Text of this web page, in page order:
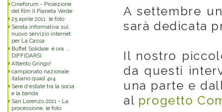
Cineforum - Proiezione
del film Il Pianeta Verde
25 aprile 2011: le foto
Serata informativa sul
nuovo servizio internet
per La Cassa
Buffet Solidale: è ora ...
DIFFIDARSI
Attento Gringo!
campionato nazionale
italiano quad 4x4
Sere d'estate tra la socia
e la banda
San Lorenzo 2011 - La
processione, le foto
A settembre
sarà dedicata
Il nostro
da questi
una parte e
al progetto